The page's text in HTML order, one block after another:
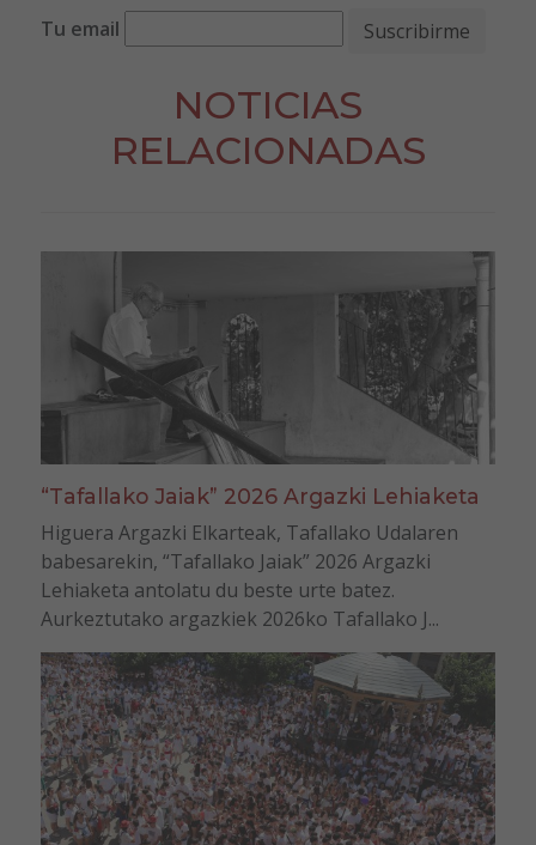
Tu email
NOTICIAS
RELACIONADAS
“Tafallako Jaiak” 2026 Argazki Lehiaketa
Higuera Argazki Elkarteak, Tafallako Udalaren
babesarekin, “Tafallako Jaiak” 2026 Argazki
Lehiaketa antolatu du beste urte batez.
Aurkeztutako argazkiek 2026ko Tafallako J...